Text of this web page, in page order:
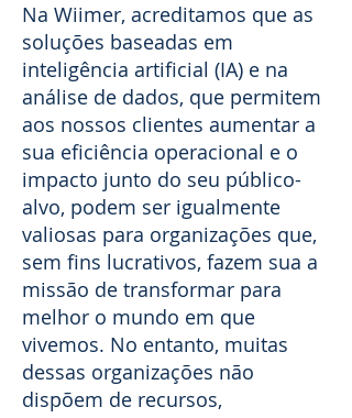
Na Wiimer, acreditamos que as
soluções baseadas em
inteligência artificial (IA) e na
análise de dados, que permitem
aos nossos clientes aumentar a
sua eficiência operacional e o
impacto junto do seu público-
alvo, podem ser igualmente
valiosas para organizações que,
sem fins lucrativos, fazem sua a
missão de transformar para
melhor o mundo em que
vivemos. No entanto, muitas
dessas organizações não
dispõem de recursos,